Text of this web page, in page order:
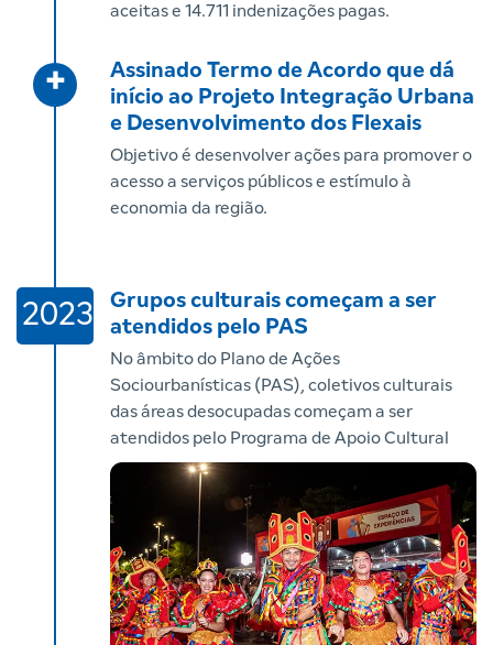
aceitas e 14.711 indenizações pagas.
+
Assinado Termo de Acordo que dá
início ao Projeto Integração Urbana
e Desenvolvimento dos Flexais
Objetivo é desenvolver ações para promover o
acesso a serviços públicos e estímulo à
economia da região.
2023
Grupos culturais começam a ser
atendidos pelo PAS
No âmbito do Plano de Ações
Sociourbanísticas (PAS), coletivos culturais
das áreas desocupadas começam a ser
atendidos pelo Programa de Apoio Cultural